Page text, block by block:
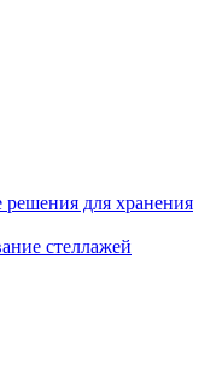
для хранения
стеллажей